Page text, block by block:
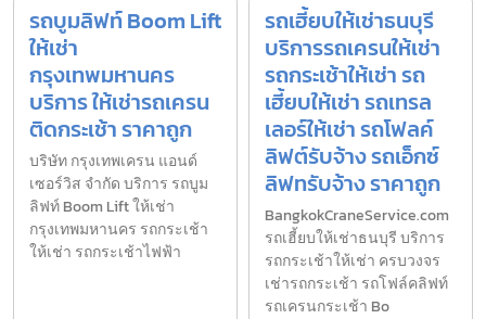
รถบูมลิฟท์ Boom Lift
ให้เช่า
กรุงเทพมหานคร
บริการ ให้เช่ารถเครน
ติดกระเช้า ราคาถูก
บริษัท กรุงเทพเครน แอนด์
เซอร์วิส จำกัด บริการ รถบูม
ลิฟท์ Boom Lift ให้เช่า
กรุงเทพมหานคร รถกระเช้า
ให้เช่า รถกระเช้าไฟฟ้า
รถเฮี้ยบให้เช่าธนบุรี
บริการรถเครนให้เช่า
รถกระเช้าให้เช่า รถ
เฮี้ยบให้เช่า รถเทรล
เลอร์ให้เช่า รถโฟลค์
ลิฟต์รับจ้าง รถเอ็กซ์
ลิฟทรับจ้าง ราคาถูก
BangkokCraneService.com
รถเฮี้ยบให้เช่าธนบุรี บริการ
รถกระเช้าให้เช่า ครบวงจร
เช่ารถกระเช้า รถโฟล์คลิฟท์
รถเครนกระเช้า Bo